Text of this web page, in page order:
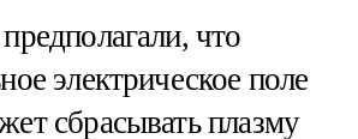
что
электрическое поле
сбрасывать плазму